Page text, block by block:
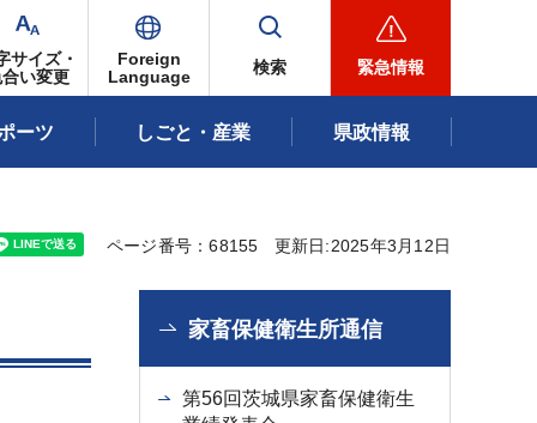
サイズ・
い変更
Foreign
Language
検索 緊急情報
ーツ しごと・産業 県政情報
ページ番号：68155 更新日:2025年3月12日
家畜保健衛生所通信
第56回茨城県家畜保健衛生